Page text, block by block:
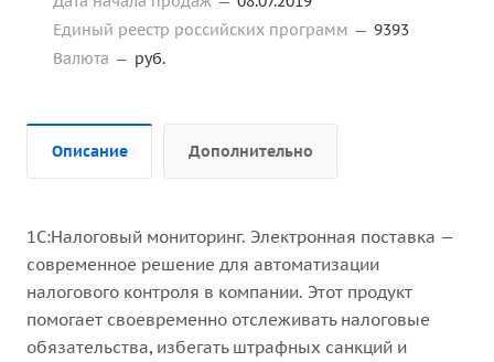
Единый реестр российских программ — 9393
Валюта — руб.
Описание Дополнительно
1С:Налоговый мониторинг. Электронная поставка —
современное решение для автоматизации
налогового контроля в компании. Этот продукт
помогает своевременно отслеживать налоговые
обязательства, избегать штрафных санкций и